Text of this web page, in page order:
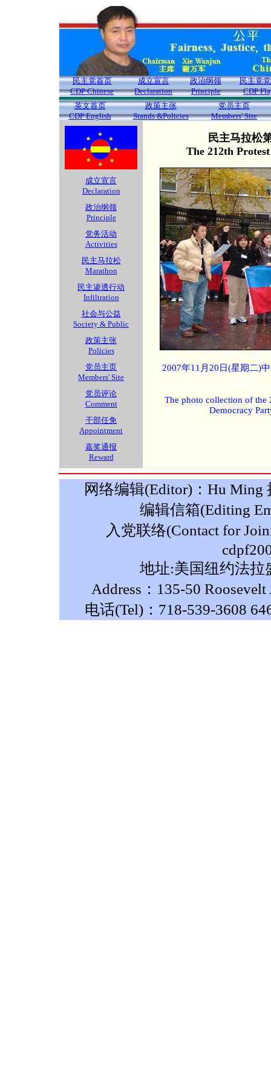
民主党首页
CDP Chinese
成立宣言
Declaration
政治纲领
Principle
民主党
CDP
英文首页
CDP English
政策主张
Stands &Policies
党员主页
Members' Site
成立宣言
Declaration
政治纲领
Principle
党务活动
Activities
民主马拉松
Marathon
民主渗透行动
Infiltration
社会与公益
Society & Public
政策主张
Policies
党员主页
Members' Site
党员评论
Comment
干部任免
Appointment
嘉奖通报
Reward
民主马拉松
The 212th
2007年11月20日(星期二)
The photo collection of the
Democracy
网络编辑(Editor)：Hu Ming
编辑信箱(Editing
入党联络(Contact for
地址:美国纽约法拉
Address：135-50
电话(Tel)：718-539-3608